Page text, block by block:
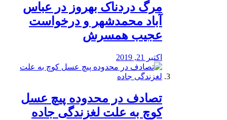
مرگ دردناک بهروز در عباس
آباد محمدشهر و درخواست
عجیب همسرش
اکتبر 21, 2019
تصادف در محدوده پیچ عسل
کوچ به علت لغزندگی جاده